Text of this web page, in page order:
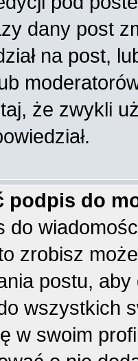
dany post
na post,
że zwykli
podpis do
do
zrobisz
postu,
wszystkich
w swoim